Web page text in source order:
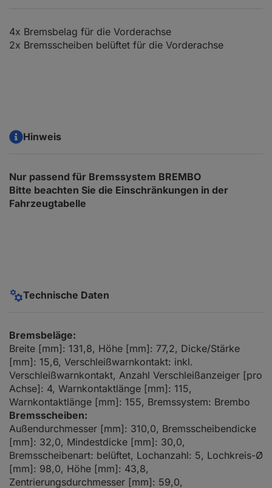
4x Bremsbelag für die Vorderachse
2x Bremsscheiben belüftet für die Vorderachse
Hinweis
Nur passend für Bremssystem BREMBO
Bitte beachten Sie die Einschränkungen in der
Fahrzeugtabelle
Technische Daten
Bremsbeläge:
Breite [mm]: 131,8, Höhe [mm]: 77,2, Dicke/Stärke
[mm]: 15,6, Verschleißwarnkontakt: inkl.
Verschleißwarnkontakt, Anzahl Verschleißanzeiger [pro
Achse]: 4, Warnkontaktlänge [mm]: 115,
Warnkontaktlänge [mm]: 155, Bremssystem: Brembo
Bremsscheiben:
Außendurchmesser [mm]: 310,0, Bremsscheibendicke
[mm]: 32,0, Mindestdicke [mm]: 30,0,
Bremsscheibenart: belüftet, Lochanzahl: 5, Lochkreis-Ø
[mm]: 98,0, Höhe [mm]: 43,8,
Zentrierungsdurchmesser [mm]: 59,0,